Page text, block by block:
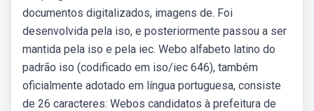
documentos digitalizados, imagens de. Foi
desenvolvida pela iso, e posteriormente passou a ser
mantida pela iso e pela iec. Webo alfabeto latino do
padrão iso (codificado em iso/iec 646), também
oficialmente adotado em língua portuguesa, consiste
de 26 caracteres: Webos candidatos à prefeitura de